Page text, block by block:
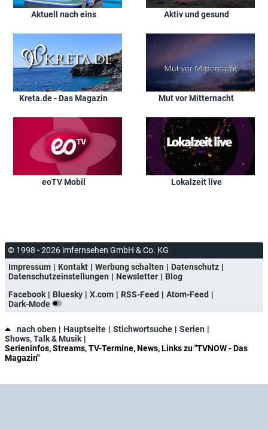
Aktuell nach eins Aktiv und gesund
Kreta.de - Das Magazin Mut vor Mitternacht
eoTV Mobil Lokalzeit live
© 1998 - 2026 imfernsehen GmbH & Co. KG
Impressum
Kontakt Werbung schalten
Datenschutz
Datenschutzeinstellungen
Newsletter
Blog
Facebook
Bluesky X.com RSS-Feed
Atom-Feed
Dark-Mode
nach oben Hauptseite Stichwortsuche
Serien
Shows, Talk & Musik
Serieninfos, Streams, TV-Termine, News, Links zu "TVNOW - Das
Magazin"